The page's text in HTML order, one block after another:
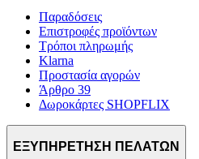
Παραδόσεις
Επιστροφές προϊόντων
Τρόποι πληρωμής
Klarna
Προστασία αγορών
Άρθρο 39
Δωροκάρτες SHOPFLIX
ΕΞΥΠΗΡΕΤΗΣΗ ΠΕΛΑΤΩΝ